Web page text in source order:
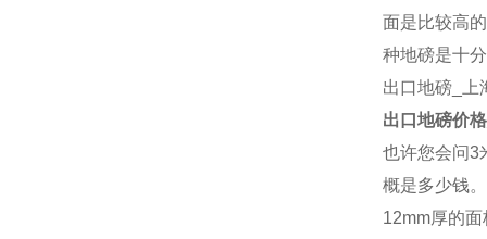
面是比较高
种地磅是十
出口地磅_上
出口地磅价
也许您会问3
概是多少钱
12mm厚的